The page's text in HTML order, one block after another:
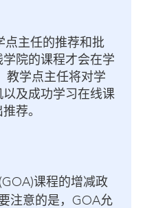
点主任的推荐和批
院的课程才会在学
教学点主任将对学
及成功学习在线课
荐。
课程的增减政
注意的是，GOA允